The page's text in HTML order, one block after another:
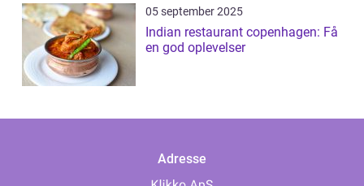
05 september 2025
Indian restaurant copenhagen: Få
en god oplevelser
Adresse